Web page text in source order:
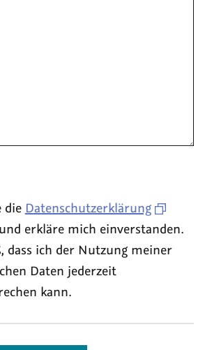
die Datenschutzerklärung
erkläre mich einverstanden.
dass ich der Nutzung meiner
Daten jederzeit
kann.